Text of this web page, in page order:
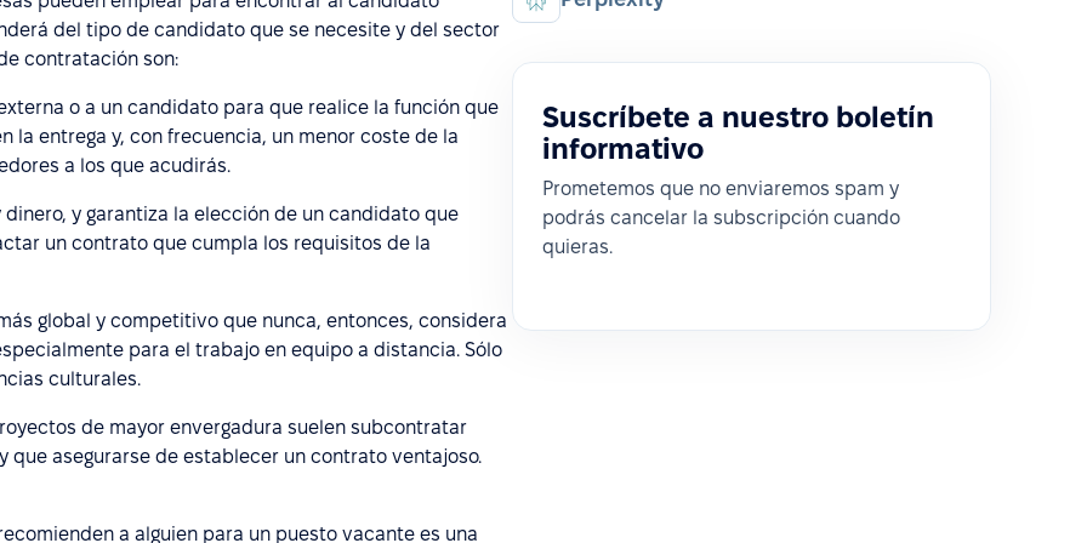
del tipo de candidato que se necesite y del sector
contratación son:
o a un candidato para que realice la función que
entrega y, con frecuencia, un menor coste de la
a los que acudirás.
y garantiza la elección de un candidato que
un contrato que cumpla los requisitos de la
global y competitivo que nunca, entonces, considera
para el trabajo en equipo a distancia. Sólo
culturales.
de mayor envergadura suelen subcontratar
que asegurarse de establecer un contrato ventajoso.
a alguien para un puesto vacante es una
Suscríbete a nuestro boletín
informativo
Prometemos que no enviaremos spam y
podrás cancelar la subscripción cuando
quieras.